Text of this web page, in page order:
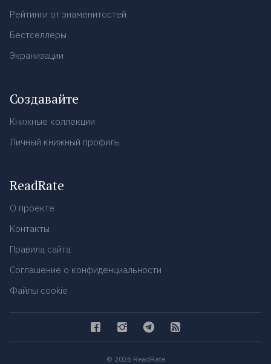
Рейтинги от знаменитостей
Бестселлеры
Экранизации
Создавайте
Книжные коллекции
Личный книжный профиль
ReadRate
О проекте
Контакты
Правила сайта
Соглашение о конфиденциальности
Файлы cookie
© 2026 ReadRate